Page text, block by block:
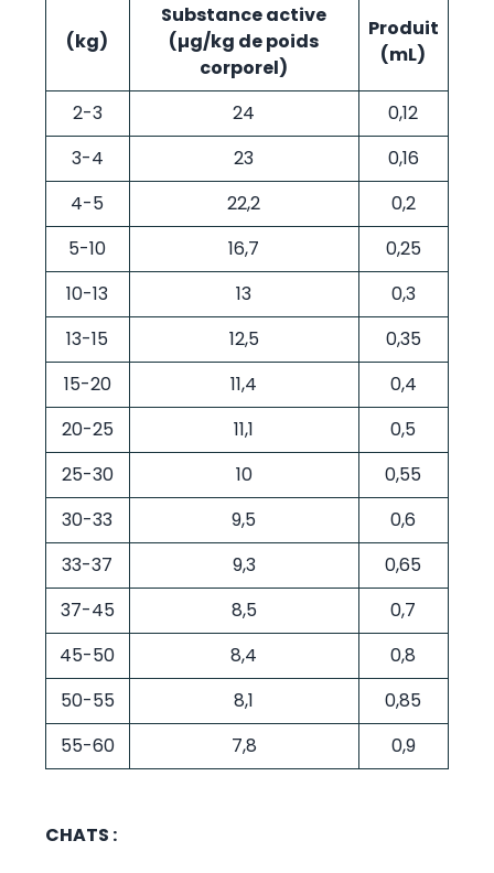
(kg)
Substance active
(µg/kg de poids
corporel)
Produit
(mL)
2-3 24
0,12
3-4
23
0,16
4-5
22,2
0,2
5-10
16,7
0,25
10-13
13
0,3
13-15
12,5
0,35
15-20
11,4
0,4
20-25
11,1
0,5
25-30
10
0,55
30-33
9,5
0,6
33-37
9,3
0,65
37-45
8,5
0,7
45-50
8,4
0,8
50-55
8,1
0,85
55-60
7,8 0,9
CHATS :